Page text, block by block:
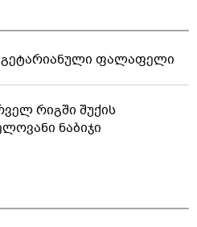
ფალაფელი
რიგში შუქის
ნაბიჯი